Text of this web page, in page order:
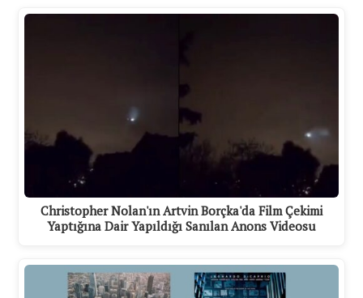
Christopher Nolan'ın Artvin Borçka'da Film Çekimi
Yaptığına Dair Yapıldığı Sanılan Anons Videosu